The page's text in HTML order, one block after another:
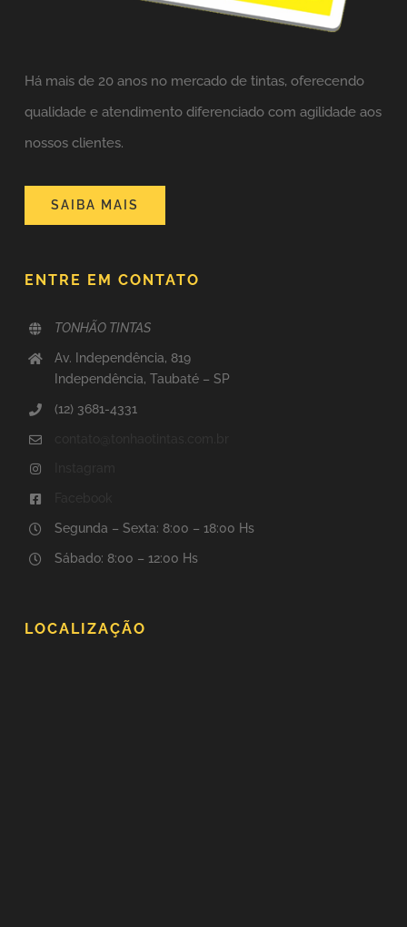
Há mais de 20 anos no mercado de tintas, oferecendo
qualidade e atendimento diferenciado com agilidade aos
nossos clientes.
SAIBA MAIS
ENTRE EM CONTATO
TONHÃO TINTAS
Av. Independência, 819
Independência, Taubaté – SP
(12) 3681-4331
Segunda – Sexta: 8:00 – 18:00 Hs
Sábado: 8:00 – 12:00 Hs
LOCALIZAÇÃO